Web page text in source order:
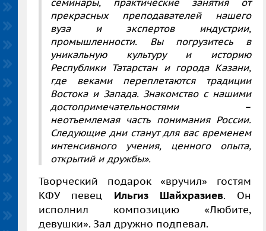
прекрасных преподавателей нашего
вуза и экспертов индустрии,
промышленности. Вы погрузитесь в
уникальную культуру и историю
Республики Татарстан и города Казани,
где веками переплетаются традиции
Востока и Запада. Знакомство с нашими
достопримечательностями –
неотъемлемая часть понимания России.
Следующие дни станут для вас временем
интенсивного учения, ценного опыта,
открытий и дружбы».
Творческий подарок «вручил» гостям
КФУ певец Ильгиз Шайхразиев. Он
исполнил композицию «Любите,
девушки». Зал дружно подпевал.